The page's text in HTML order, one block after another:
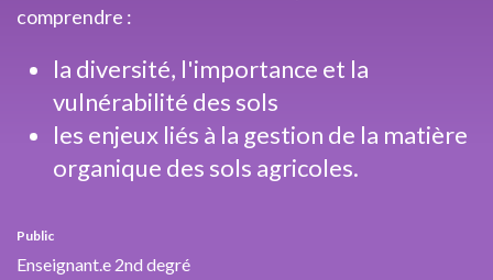
comprendre :
la diversité, l'importance et la
vulnérabilité des sols
les enjeux liés à la gestion de la matière
organique des sols agricoles.
Public
Enseignant.e 2nd degré